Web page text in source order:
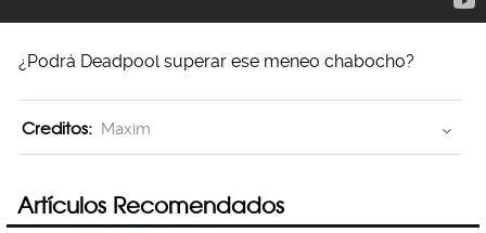
¿Podrá Deadpool superar ese meneo chabocho?
Creditos: Maxim
Artículos Recomendados